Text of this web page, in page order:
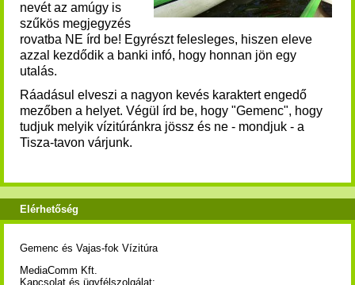
nevét az amúgy is
szűkös megjegyzés
rovatba NE írd be! Egyrészt felesleges, hiszen eleve
azzal kezdődik a banki infó, hogy honnan jön egy
utalás.
Ráadásul elveszi a nagyon kevés karaktert engedő
mezőben a helyet. Végül írd be, hogy "Gemenc", hogy
tudjuk melyik vízitúránkra jössz és ne - mondjuk - a
Tisza-tavon várjunk.
Elérhetőség
Gemenc és Vajas-fok Vízitúra
MediaComm Kft.
Kapcsolat és ügyfélszolgálat: